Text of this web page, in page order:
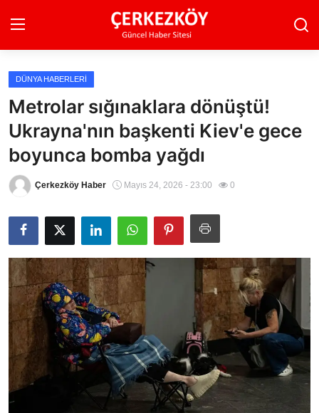
Ana Sayfa
Son Dakika
Ekonomi Haberleri
Magazin Haberleri
Spor Haberleri
Teknoloji Haberleri
Dünya Haberleri
Çerkezköy
DÜNYA HABERLERI
Metrolar sığınaklara dönüştü!
Ukrayna'nın başkenti Kiev'e gece
boyunca bomba yağdı
Çerkezköy Haber Mayıs 24, 2026 - 23:00 0